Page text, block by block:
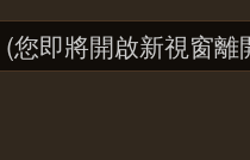
(您即將開啟新視窗離